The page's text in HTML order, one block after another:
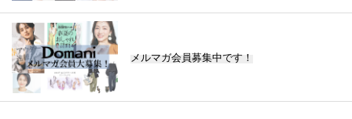
メルマガ会員募集中です！